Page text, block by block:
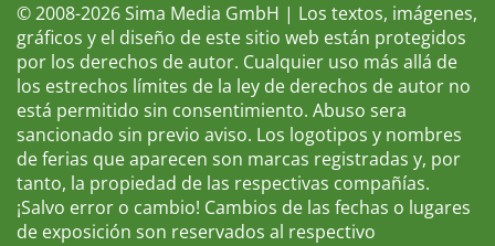
© 2008-2026 Sima Media GmbH | Los textos, imágenes,
gráficos y el diseño de este sitio web están protegidos
por los derechos de autor. Cualquier uso más allá de
los estrechos límites de la ley de derechos de autor no
está permitido sin consentimiento. Abuso sera
sancionado sin previo aviso. Los logotipos y nombres
de ferias que aparecen son marcas registradas y, por
tanto, la propiedad de las respectivas compañías.
¡Salvo error o cambio! Cambios de las fechas o lugares
de exposición son reservados al respectivo